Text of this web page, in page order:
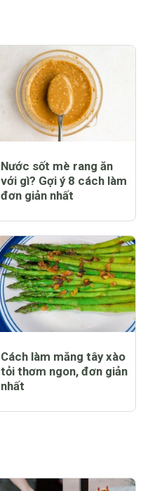
Nước sốt mè rang ăn
với gì? Gợi ý 8 cách làm
đơn giản nhất
Cách làm măng tây xào
tỏi thơm ngon, đơn giản
nhất